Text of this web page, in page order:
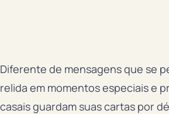
Diferente de mensagens que se
relida em momentos especiais e
casais guardam suas cartas por